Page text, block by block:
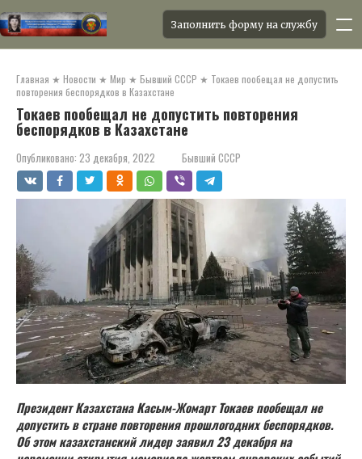
контенту
Заполнить форму на службу
Главная ★ Новости ★ Мир ★ Бывший СССР ★ Токаев пообещал не допустить
повторения беспорядков в Казахстане
Токаев пообещал не допустить повторения
беспорядков в Казахстане
Опубликовано: 23 декабря, 2022 Бывший СССР
Президент Казахстана Касым-Жомарт Токаев пообещал не
допустить в стране повторения прошлогодних беспорядков.
Об этом казахстанский лидер заявил 23 декабря на